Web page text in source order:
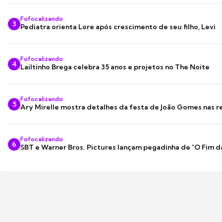
3
Fofocalizando
Pediatra orienta Lore após crescimento de seu filho, Levi
4
Fofocalizando
Lailtinho Brega celebra 35 anos e projetos no The Noite
5
Fofocalizando
Ary Mirelle mostra detalhes da festa de João Gomes nas
6
Fofocalizando
SBT e Warner Bros. Pictures lançam pegadinha de "O Fim